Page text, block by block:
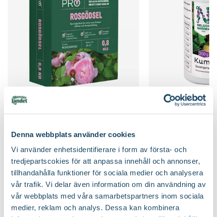
Denna webbplats använder cookies
Vi använder enhetsidentifierare i form av första- och
tredjepartscokies för att anpassa innehåll och annonser,
tillhandahålla funktioner för sociala medier och analysera
vår trafik. Vi delar även information om din användning av
vår webbplats med våra samarbetspartners inom sociala
medier, reklam och analys. Dessa kan kombinera
Blomningstid Juli, Augusti, September, Oktober
Utmärkande egenskaper Doftar, För pollinatörer, Lång
blomningstid
Certifiering MPS Vad betyder märkningen?
Ursprung
Rosgödsel
Jordprodukter Rosjord
Beskärningssätt
Beskär bort nedfrusna grenar in till frisk ved,
Gallra ut äldre grenar på olika höjder
Beskärningstid På våren
Rosgödsel
Blomsterlandet PRO
7990
Till Produkten
till Rosgödsel produktsida
Kumulus
Nelson Garden
299:-
Så här planterar du rosor